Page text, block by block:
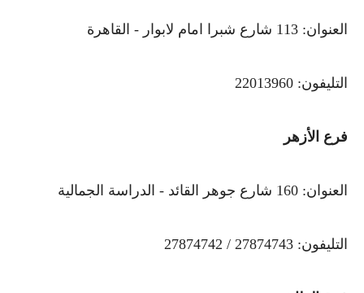
العنوان: 113 شارع شبرا امام لابوار - القاهرة
التليفون: 22013960
فرع الأزهر
العنوان: 160 شارع جوهر القائد - الدراسة الجمالية
التليفون: 27874743 / 27874742